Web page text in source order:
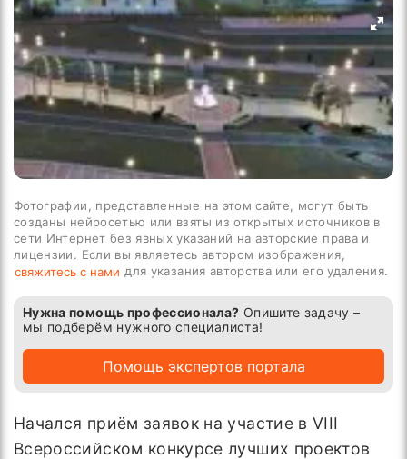
Фотографии, представленные на этом сайте, могут быть
созданы нейросетью или взяты из открытых источников в
сети Интернет без явных указаний на авторские права и
лицензии. Если вы являетесь автором изображения,
свяжитесь с нами для указания авторства или его удаления.
Нужна помощь профессионала? Опишите задачу –
мы подберём нужного специалиста!
Помощь экспертов портала
Начался приём заявок на участие в VIII
Всероссийском конкурсе лучших проектов